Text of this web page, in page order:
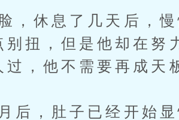
休息了几天后，慢
扭，但是他却在努
，他不需要再成天
，肚子已经开始显